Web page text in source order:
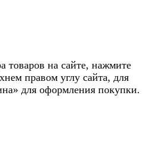
товаров на сайте, нажмите
правом углу сайта, для
для оформления покупки.